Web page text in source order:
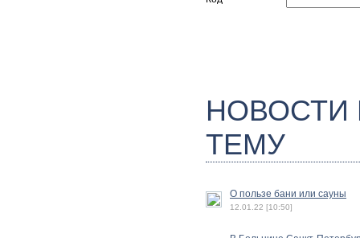
ТЕМУ
О пользе бани или сауны
12.01.22 [10:50]